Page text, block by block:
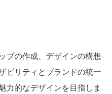
プの作成、デザインの構想
ビリティとブランドの統一
力的なデザインを目指しま